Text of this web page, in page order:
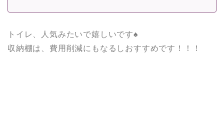
トイレ、人気みたいで嬉しいです♠
収納棚は、費用削減にもなるしおすすめです！！！